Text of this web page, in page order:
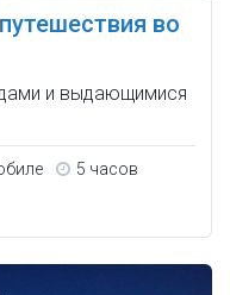
во
и выдающимися
5 часов